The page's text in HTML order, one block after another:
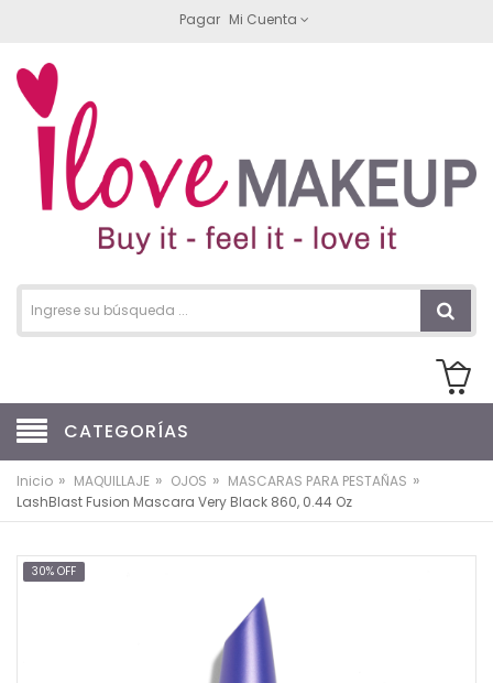
Pagar Mi Cuenta
CATEGORÍAS
Inicio » MAQUILLAJE » OJOS » MASCARAS PARA PESTAÑAS »
LashBlast Fusion Mascara Very Black 860, 0.44 Oz
30% OFF